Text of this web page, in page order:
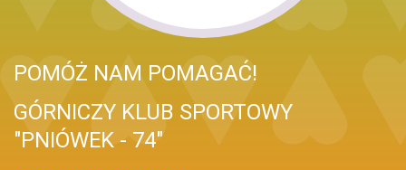
POMÓŻ NAM POMAGAĆ!
GÓRNICZY KLUB SPORTOWY
"PNIÓWEK - 74"